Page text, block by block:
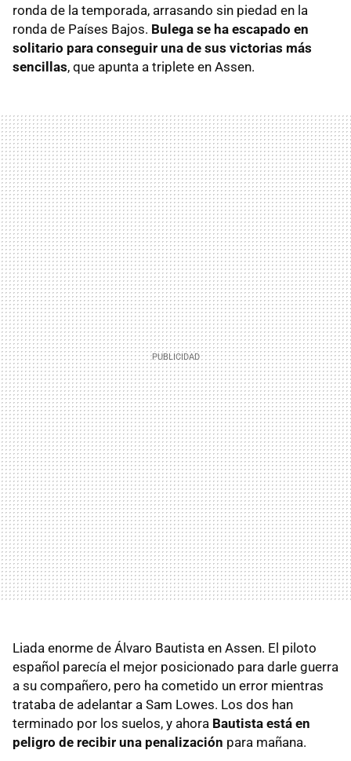
ronda de la temporada, arrasando sin piedad en la
ronda de Países Bajos. Bulega se ha escapado en
solitario para conseguir una de sus victorias más
sencillas, que apunta a triplete en Assen.
Liada enorme de Álvaro Bautista en Assen. El piloto
español parecía el mejor posicionado para darle guerra
a su compañero, pero ha cometido un error mientras
trataba de adelantar a Sam Lowes. Los dos han
terminado por los suelos, y ahora Bautista está en
peligro de recibir una penalización para mañana.